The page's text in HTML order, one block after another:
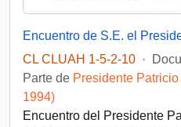
CL CLUAH 1-5-2-10 ·
Parte de Presidente
1994)
Encuentro del Presidente